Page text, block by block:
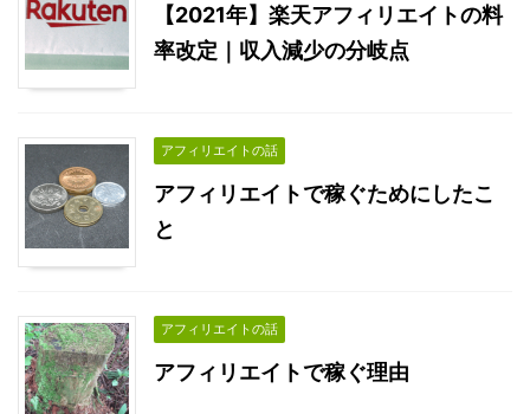
【2021年】楽天アフィリエイトの料
率改定｜収入減少の分岐点
アフィリエイトの話
アフィリエイトで稼ぐためにしたこ
と
アフィリエイトの話
アフィリエイトで稼ぐ理由